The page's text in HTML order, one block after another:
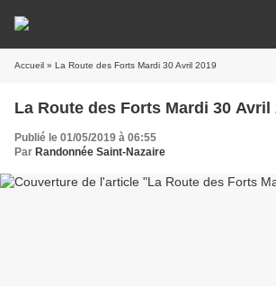
Accueil » La Route des Forts Mardi 30 Avril 2019
La Route des Forts Mardi 30 Avril
Publié le 01/05/2019 à 06:55
Par Randonnée Saint-Nazaire